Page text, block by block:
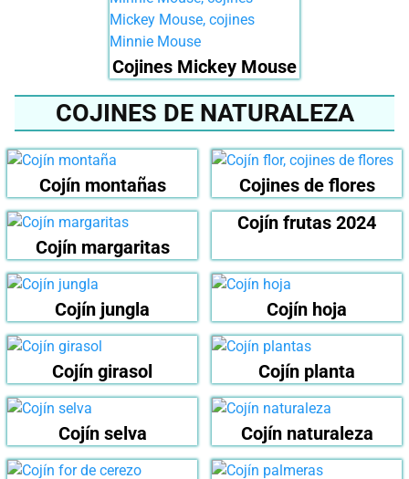
Cojines Mickey Mouse
COJINES DE NATURALEZA
Cojín montañas Cojines de flores
Cojín margaritas
Cojín frutas 2024
Cojín jungla Cojín hoja
Cojín girasol Cojín planta
Cojín selva Cojín naturaleza